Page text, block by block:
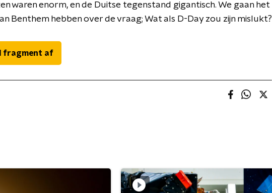
waren enorm, en de Duitse tegenstand gigantisch. We gaan het
Benthem hebben over de vraag; Wat als D-Day zou zijn mislukt?
fragment af